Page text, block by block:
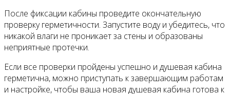
После фиксации кабины проведите окончательную
проверку герметичности. Запустите воду и убедитесь, что
никакой влаги не проникает за стены и образованы
неприятные протечки.
Если все проверки пройдены успешно и душевая кабина
герметична, можно приступать к завершающим работам
и настройке, чтобы ваша новая душевая кабина готова к